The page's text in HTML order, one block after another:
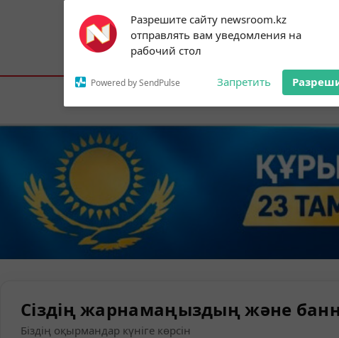
Разрешите сайту newsroom.kz
отправлять вам уведомления на
рабочий стол
Powered by SendPulse Запретить
Subscribe to our
notifications!
To enable permission prompts, click on
the notification icon
Астана:24°C Алматы:29°C Шымкент:
Елорда
Сіздің жарнамаңыздың және
Біздің оқырмандар күніге көрсін